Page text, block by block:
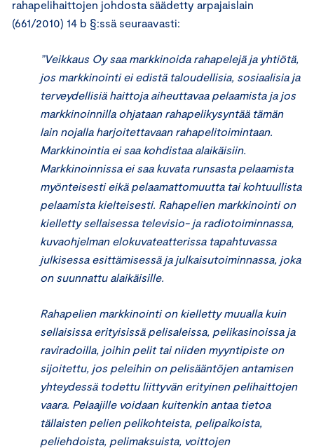
rahapelihaittojen johdosta säädetty arpajaislain
(661/2010) 14 b §:ssä seuraavasti:
”Veikkaus Oy saa markkinoida rahapelejä ja yhtiötä,
jos markkinointi ei edistä taloudellisia, sosiaalisia ja
terveydellisiä haittoja aiheuttavaa pelaamista ja jos
markkinoinnilla ohjataan rahapelikysyntää tämän
lain nojalla harjoitettavaan rahapelitoimintaan.
Markkinointia ei saa kohdistaa alaikäisiin.
Markkinoinnissa ei saa kuvata runsasta pelaamista
myönteisesti eikä pelaamattomuutta tai kohtuullista
pelaamista kielteisesti. Rahapelien markkinointi on
kielletty sellaisessa televisio- ja radiotoiminnassa,
kuvaohjelman elokuvateatterissa tapahtuvassa
julkisessa esittämisessä ja julkaisutoiminnassa, joka
on suunnattu alaikäisille.
Rahapelien markkinointi on kielletty muualla kuin
sellaisissa erityisissä pelisaleissa, pelikasinoissa ja
raviradoilla, joihin pelit tai niiden myyntipiste on
sijoitettu, jos peleihin on pelisääntöjen antamisen
yhteydessä todettu liittyvän erityinen pelihaittojen
vaara. Pelaajille voidaan kuitenkin antaa tietoa
tällaisten pelien pelikohteista, pelipaikoista,
peliehdoista, pelimaksuista, voittojen